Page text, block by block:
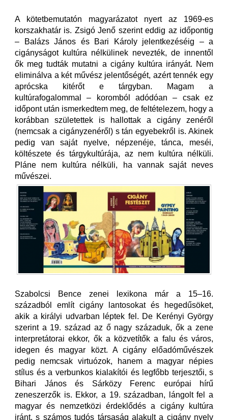
A kötetbemutatón magyarázatot nyert az 1969-es
korszakhatár is. Zsigó Jenő szerint eddig az időpontig
– Balázs János és Bari Károly jelentkezéséig – a
cigányságot kultúra nélkülinek nevezték, de innentől
ők meg tudták mutatni a cigány kultúra irányát. Nem
eliminálva a két művész jelentőségét, azért tennék egy
aprócska kitérőt e tárgyban. Magam a
kultúrafogalommal – koromból adódóan – csak ez
időpont után ismerkedtem meg, de feltételezem, hogy a
korábban születettek is hallottak a cigány zenéről
(nemcsak a cigányzenéről) s tán egyebekről is. Akinek
pedig van saját nyelve, népzenéje, tánca, meséi,
költészete és tárgykultúrája, az nem kultúra nélküli.
Pláne nem kultúra nélküli, ha vannak saját neves
művészei.
Szabolcsi Bence zenei lexikona már a 15–16.
századból említ cigány lantosokat és hegedűsöket,
akik a királyi udvarban léptek fel. De Kerényi György
szerint a 19. század az ő nagy századuk, ők a zene
interpretátorai ekkor, ők a közvetítők a falu és város,
idegen és magyar közt. A cigány előadóművészek
pedig nemcsak virtuózok, hanem a magyar népies
stílus és a verbunkos kialakítói és legfőbb terjesztői, s
Bihari János és Sárközy Ferenc európai hírű
zeneszerzők is. Ekkor, a 19. században, lángolt fel a
magyar és nemzetközi érdeklődés a cigány kultúra
iránt, s számos tudós társaság alakult a cigány nyelv